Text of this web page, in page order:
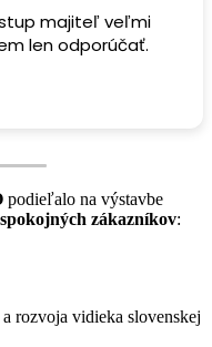
majiteľ veľmi
len odporúčať.
podieľalo na výstavbe
zákazníkov: